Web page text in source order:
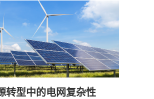
转型中的电网复杂性